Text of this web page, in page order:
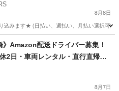
8月8日
込みます★ (日払い、週払い、月払い選択可
Amazon配送ドライバー募集！
2日・車両レンタル・直行直帰も
8月7日